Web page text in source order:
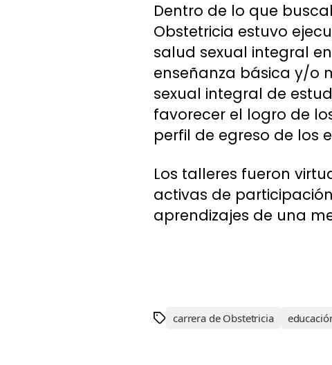
Dentro de lo que
Obstetricia estuvo
salud sexual integral
enseñanza básica y/o
sexual integral de
favorecer el logro de
perfil de egreso de los
Los talleres fueron
activas de
aprendizajes de una
carrera de Obstetricia